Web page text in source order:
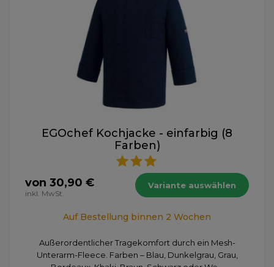
EGOchef Kochjacke - einfarbig (8
Farben)
von 30,90 €
inkl. MwSt.
Variante auswählen
Auf Bestellung binnen 2 Wochen
Außerordentlicher Tragekomfort durch ein Mesh-
Unterarm-Fleece. Farben – Blau, Dunkelgrau, Grau,